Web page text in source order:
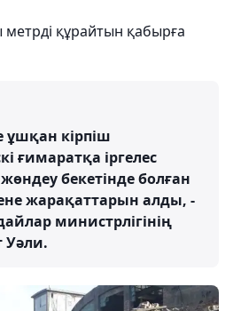
құрайтын қабырға
ұшқан кірпіш
ғимаратқа іргелес
бекетінде болған
жарақаттарын алды, -
министрлігінің
Уәли.